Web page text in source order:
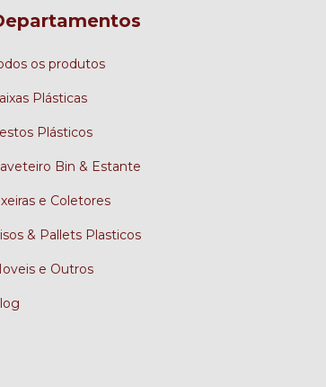
os produtos
Plásticas
Plásticos
Bin & Estante
e Coletores
& Pallets Plasticos
e Outros